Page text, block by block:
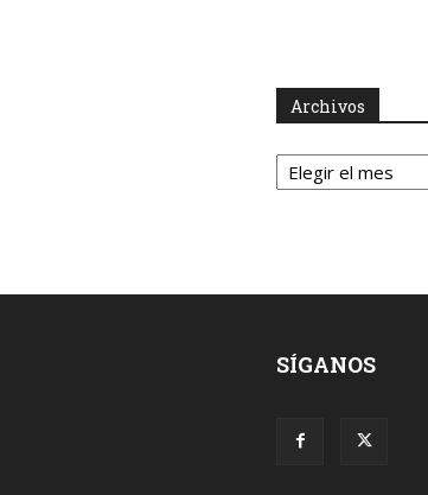
Archivos
Archivos
SÍGANOS